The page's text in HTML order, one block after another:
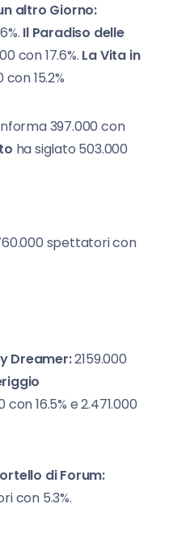
altro Giorno:
Il Paradiso delle
con 17.6%. La Vita in
con 15.2%
397.000 con
ha siglato 503.000
spettatori con
Dreamer:2159.000
con 16.5% e 2.471.000
di Forum:
con 5.3%.